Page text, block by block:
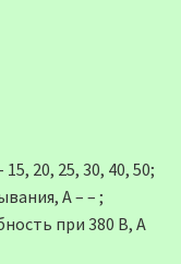
20, 25, 30, 40, 50;
А – – ;
при 380 В, А